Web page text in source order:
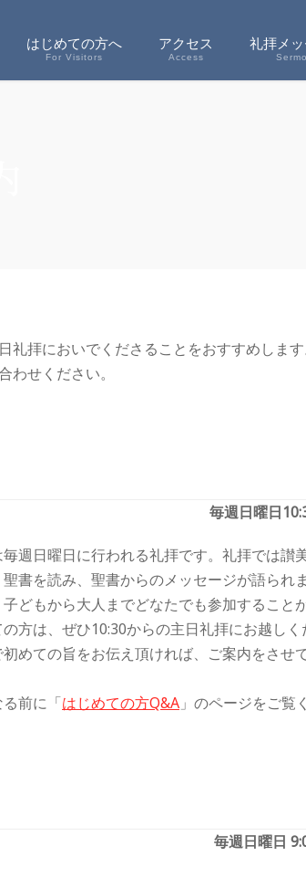
はじめての方へ
For Visitors
アクセス
Access
礼拝メ
礼拝においでくださることをおすすめしま
せください。
毎週日曜日
週日曜日に行われる礼拝です。礼拝では讃
書を読み、聖書からのメッセージが語られま
どもから大人までどなたでも参加すること
方は、ぜひ10:30からの主日礼拝にお越しく
めての旨をお伝え頂ければ、ご案内をさせ
前に「はじめての方Q&A 」のページをご覧
毎週日曜日